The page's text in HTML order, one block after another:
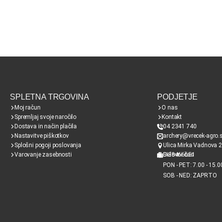
SPLETNA TRGOVINA
Moj račun
Spremljaj svoje naročilo
Dostava in način plačila
Nastavitve piškotkov
Splošni pogoji poslovanja
Varovanje zasebnosti
PODJETJE
O nas
Kontakt
04 2341 740
archery@vrecek-
Ulica Mirka Vadnova
SI38466651
Delovni čas
PON - PET: 7.00 -
SOB - NED: ZAPRTO